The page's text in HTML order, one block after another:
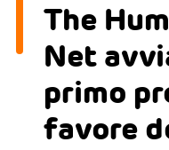
The
Net
primo
favore